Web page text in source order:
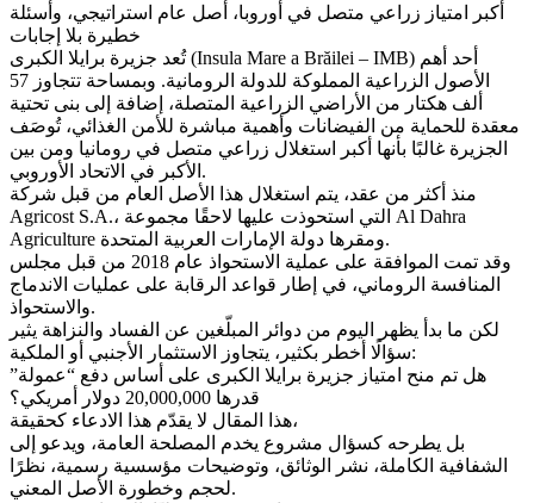
أكبر امتياز زراعي متصل في أوروبا، أصل عام استراتيجي، وأسئلة
خطيرة بلا إجابات
تُعد جزيرة برايلا الكبرى (Insula Mare a Brăilei – IMB) أحد أهم
الأصول الزراعية المملوكة للدولة الرومانية. وبمساحة تتجاوز 57
ألف هكتار من الأراضي الزراعية المتصلة، إضافة إلى بنى تحتية
معقدة للحماية من الفيضانات وأهمية مباشرة للأمن الغذائي، تُوصَف
الجزيرة غالبًا بأنها أكبر استغلال زراعي متصل في رومانيا ومن بين
الأكبر في الاتحاد الأوروبي.
منذ أكثر من عقد، يتم استغلال هذا الأصل العام من قبل شركة
Agricost S.A.، التي استحوذت عليها لاحقًا مجموعة Al Dahra
Agriculture ومقرها دولة الإمارات العربية المتحدة.
وقد تمت الموافقة على عملية الاستحواذ عام 2018 من قبل مجلس
المنافسة الروماني، في إطار قواعد الرقابة على عمليات الاندماج
والاستحواذ.
لكن ما بدأ يظهر اليوم من دوائر المبلّغين عن الفساد والنزاهة يثير
سؤالًا أخطر بكثير، يتجاوز الاستثمار الأجنبي أو الملكية:
هل تم منح امتياز جزيرة برايلا الكبرى على أساس دفع “عمولة”
قدرها 20,000,000 دولار أمريكي؟
هذا المقال لا يقدّم هذا الادعاء كحقيقة،
بل يطرحه كسؤال مشروع يخدم المصلحة العامة، ويدعو إلى
الشفافية الكاملة، نشر الوثائق، وتوضيحات مؤسسية رسمية، نظرًا
لحجم وخطورة الأصل المعني.